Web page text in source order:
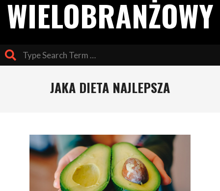
WIELOBRANŻOWY
JAKA DIETA NAJLEPSZA